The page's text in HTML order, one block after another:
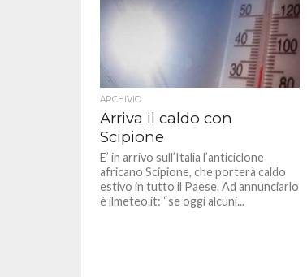
ARCHIVIO
Arriva il caldo con
Scipione
E’ in arrivo sull’Italia l’anticiclone
africano Scipione, che porterà caldo
estivo in tutto il Paese. Ad annunciarlo
è ilmeteo.it: “se oggi alcuni...